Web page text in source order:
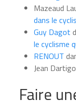
Mazeaud
dans le
Guy Dagot
le cyclisme
RENOUT
Jean
Faire